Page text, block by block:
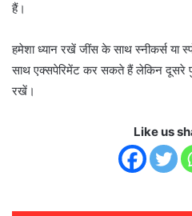
हैं।
हमेशा ध्यान रखें जींस के साथ स्नीकर्स या
साथ एक्सपेरिमेंट कर सकते हैं लेकिन दूसरे
रखें।
Like us